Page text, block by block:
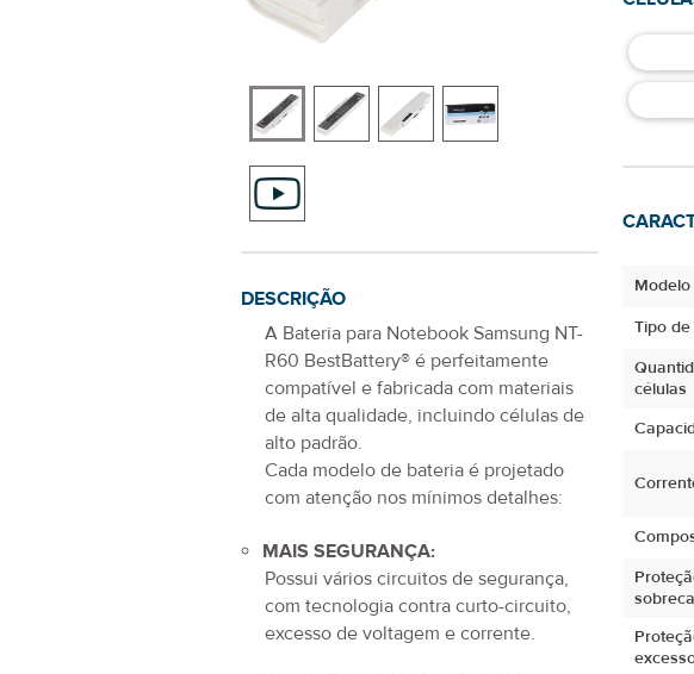
DESCRIÇÃO
A Bateria para Notebook Samsung NT-
R60 BestBattery® é perfeitamente
compatível e fabricada com materiais
de alta qualidade, incluindo células de
alto padrão.
Cada modelo de bateria é projetado
com atenção nos mínimos detalhes:
MAIS SEGURANÇA:
Possui vários circuitos de segurança,
com tecnologia contra curto-circuito,
excesso de voltagem e corrente.
Modelo
Tipo
células